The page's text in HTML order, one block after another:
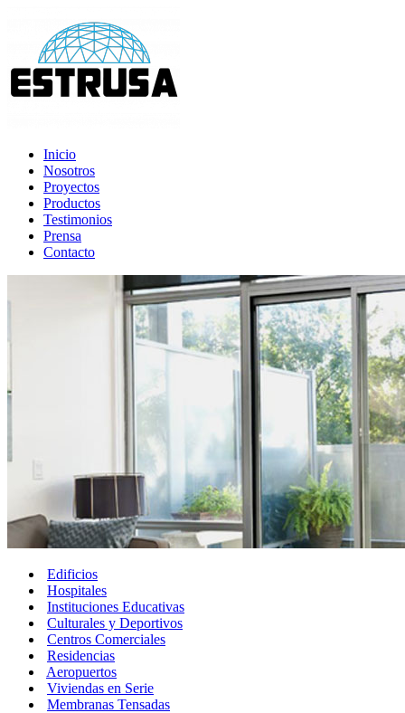
Inicio
Nosotros
Proyectos
Productos
Testimonios
Prensa
Contacto
Edificios
Hospitales
Instituciones Educativas
Culturales y Deportivos
Centros Comerciales
Residencias
Aeropuertos
Viviendas en Serie
Membranas Tensadas